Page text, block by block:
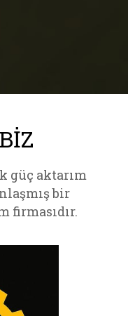
güç aktarım
bir
firmasıdır.